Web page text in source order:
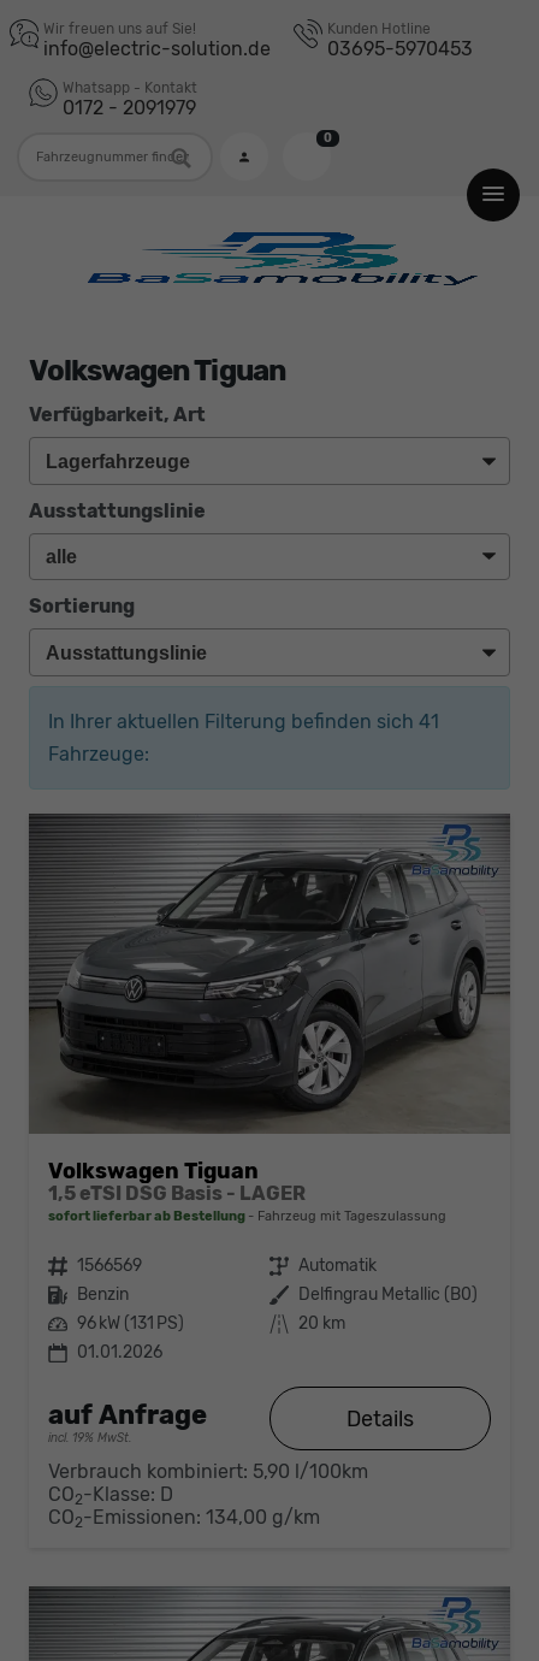
Wir freuen uns auf Sie!
info@electric-solution.de
Kunden Hotline
03695-5970453
Whatsapp - Kontakt
0172 - 2091979
0
Volkswagen Tiguan
Verfügbarkeit, Art
Ausstattungslinie
Sortierung
In Ihrer aktuellen Filterung befinden sich 41
Fahrzeuge:
Volkswagen Tiguan
1,5 eTSI DSG Basis - LAGER
sofort lieferbar ab Bestellung Fahrzeug mit Tageszulassung
Fahrzeugnr. 1566569 Getriebe Automatik
Kraftstoff Benzin Außenfarbe Delfingrau Metallic (B0)
Leistung 96 kW (131 PS) Kilometerstand 20 km
01.01.2026
auf Anfrage
incl. 19% MwSt.
Details
Verbrauch kombiniert: 5,90 l/100km
CO2-Klasse: D
CO2-Emissionen: 134,00 g/km